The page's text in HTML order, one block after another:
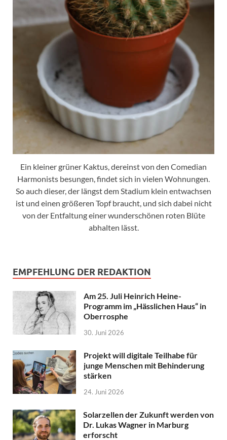
Ein kleiner grüner Kaktus, dereinst von den Comedian
Harmonists besungen, findet sich in vielen Wohnungen.
So auch dieser, der längst dem Stadium klein entwachsen
ist und einen größeren Topf braucht, und sich dabei nicht
von der Entfaltung einer wunderschönen roten Blüte
abhalten lässt.
EMPFEHLUNG DER REDAKTION
Am 25. Juli Heinrich Heine-
Programm im „Hässlichen Haus“ in
Oberrosphe
30. Juni 2026
Projekt will digitale Teilhabe für
junge Menschen mit Behinderung
stärken
24. Juni 2026
Solarzellen der Zukunft werden von
Dr. Lukas Wagner in Marburg
erforscht